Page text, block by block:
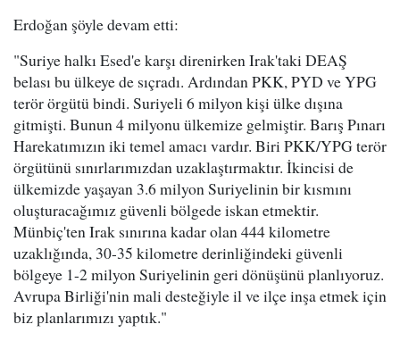
Erdoğan şöyle devam etti:
"Suriye halkı Esed'e karşı direnirken Irak'taki DEAŞ
belası bu ülkeye de sıçradı. Ardından PKK, PYD ve YPG
terör örgütü bindi. Suriyeli 6 milyon kişi ülke dışına
gitmişti. Bunun 4 milyonu ülkemize gelmiştir. Barış Pınarı
Harekatımızın iki temel amacı vardır. Biri PKK/YPG terör
örgütünü sınırlarımızdan uzaklaştırmaktır. İkincisi de
ülkemizde yaşayan 3.6 milyon Suriyelinin bir kısmını
oluşturacağımız güvenli bölgede iskan etmektir.
Münbiç'ten Irak sınırına kadar olan 444 kilometre
uzaklığında, 30-35 kilometre derinliğindeki güvenli
bölgeye 1-2 milyon Suriyelinin geri dönüşünü planlıyoruz.
Avrupa Birliği'nin mali desteğiyle il ve ilçe inşa etmek için
biz planlarımızı yaptık."